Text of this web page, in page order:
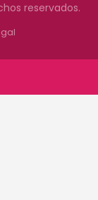
reservados.